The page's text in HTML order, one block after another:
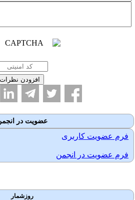
عضویت در انجمن
فرم عضویت کاربری
فرم عضویت در انجمن
روزشمار